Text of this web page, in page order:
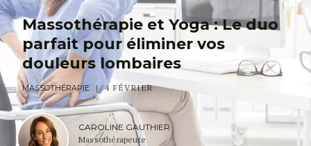
Massothérapie et Yoga : Le duo
parfait pour éliminer vos
douleurs lombaires
MASSOTHÉRAPIE 4 FÉVRIER
CAROLINE GAUTHIER
Massothérapeute